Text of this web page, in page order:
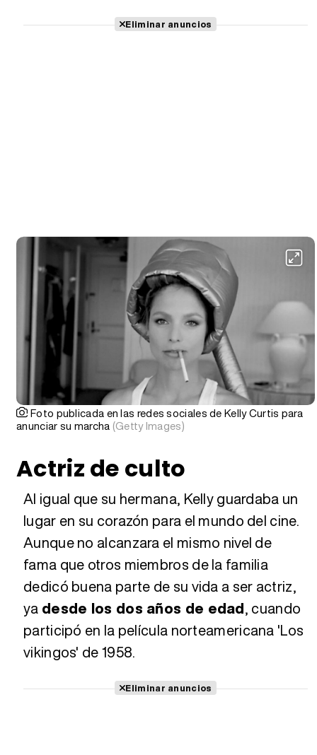
Eliminar anuncios
Foto publicada en las redes sociales de Kelly Curtis para
anunciar su marcha (Getty Images)
Actriz de culto
Al igual que su hermana, Kelly guardaba un
lugar en su corazón para el mundo del cine.
Aunque no alcanzara el mismo nivel de
fama que otros miembros de la familia
dedicó buena parte de su vida a ser actriz,
ya desde los dos años de edad, cuando
participó en la película norteamericana 'Los
vikingos' de 1958.
Eliminar anuncios